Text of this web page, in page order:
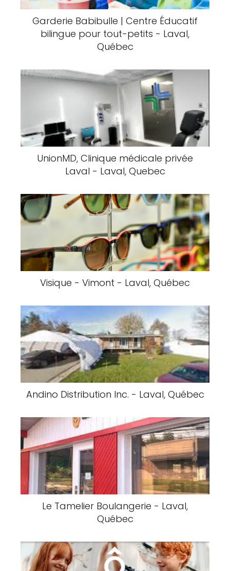
Garderie Babibulle | Centre Éducatif
bilingue pour tout-petits - Laval,
Québec
UnionMD, Clinique médicale privée
Laval - Laval, Quebec
Visique - Vimont - Laval, Québec
Andino Distribution Inc. - Laval, Québec
Le Tamelier Boulangerie - Laval,
Québec